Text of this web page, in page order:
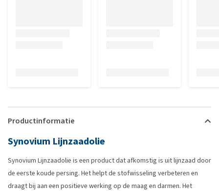
Productinformatie
Synovium Lijnzaadolie
Synovium Lijnzaadolie is een product dat afkomstig is uit lijnzaad door
de eerste koude persing. Het helpt de stofwisseling verbeteren en
draagt bij aan een positieve werking op de maag en darmen. Het